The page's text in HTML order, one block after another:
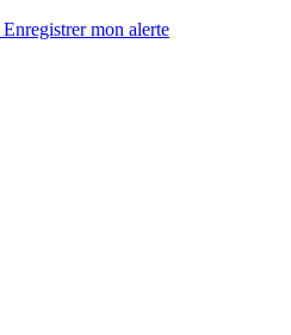
Enregistrermon alerte